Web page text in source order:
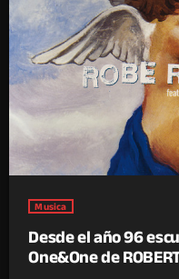
Musica
Desde el año 96
One&One de